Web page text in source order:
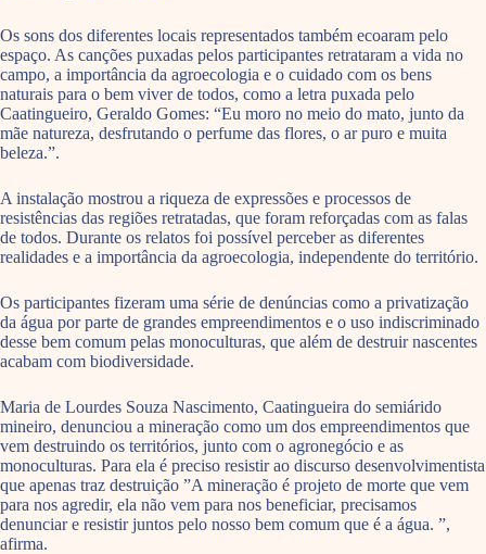
Os sons dos diferentes locais representados também ecoaram pelo
espaço. As canções puxadas pelos participantes retrataram a vida no
campo, a importância da agroecologia e o cuidado com os bens
naturais para o bem viver de todos, como a letra puxada pelo
Caatingueiro, Geraldo Gomes: “Eu moro no meio do mato, junto da
mãe natureza, desfrutando o perfume das flores, o ar puro e muita
beleza.”.
A instalação mostrou a riqueza de expressões e processos de
resistências das regiões retratadas, que foram reforçadas com as falas
de todos. Durante os relatos foi possível perceber as diferentes
realidades e a importância da agroecologia, independente do território.
Os participantes fizeram uma série de denúncias como a privatização
da água por parte de grandes empreendimentos e o uso indiscriminado
desse bem comum pelas monoculturas, que além de destruir nascentes
acabam com biodiversidade.
Maria de Lourdes Souza Nascimento, Caatingueira do semiárido
mineiro, denunciou a mineração como um dos empreendimentos que
vem destruindo os territórios, junto com o agronegócio e as
monoculturas. Para ela é preciso resistir ao discurso desenvolvimentista
que apenas traz destruição ”A mineração é projeto de morte que vem
para nos agredir, ela não vem para nos beneficiar, precisamos
denunciar e resistir juntos pelo nosso bem comum que é a água. ”,
afirma.